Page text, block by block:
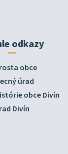
odkazy
obce
úrad
obce Divín
Divín